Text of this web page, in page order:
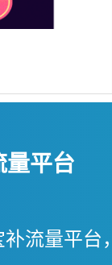
平台
流量平台